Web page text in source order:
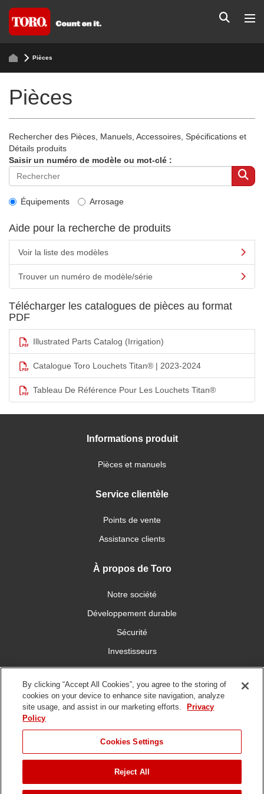
Pièces
Pièces
Rechercher des Pièces, Manuels, Accessoires, Spécifications et
Détails produits
Saisir un numéro de modèle ou mot-clé :
Équipements Arrosage
Aide pour la recherche de produits
Voir la liste des modèles
Trouver un numéro de modèle/série
Télécharger les catalogues de pièces au format
PDF
Illustrated Parts Catalog (Irrigation)
Catalogue Toro Louchets Titan® | 2023-2024
Tableau De Référence Pour Les Louchets Titan®
Informations produit
Pièces et manuels
Service clientèle
Points de vente
Assistance clients
À propos de Toro
Notre société
Développement durable
Sécurité
Investisseurs
Carrières
Connectez-vous avec nous
d'utilisation
Politique de
confidentialité
copyrights
By clicking “Accept All Cookies”, you agree to the storing of
cookies on your device to enhance site navigation, analyze
site usage, and assist in our marketing efforts.
Privacy
Policy
Cookies Settings
Reject All